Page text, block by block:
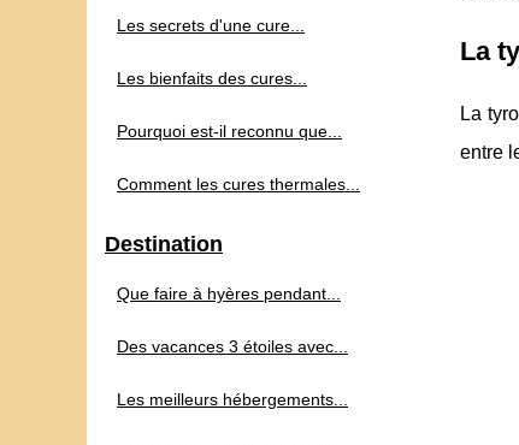
La
La
entre
Les secrets d'une cure...
Les bienfaits des cures...
Pourquoi est-il reconnu que...
Comment les cures thermales...
Destination
Que faire à hyères pendant...
Des vacances 3 étoiles avec...
Les meilleurs hébergements...